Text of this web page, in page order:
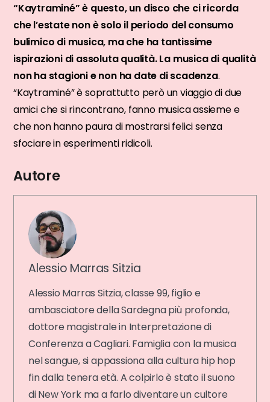
“Kaytraminé” è questo, un disco che ci ricorda
che l’estate non è solo il periodo del consumo
bulimico di musica, ma che ha tantissime
ispirazioni di assoluta qualità.La musica di qualità
non ha stagioni e non ha date di scadenza.
“Kaytraminé” è soprattutto però un viaggio di due
amici che si rincontrano, fanno musica assieme e
che non hanno paura di mostrarsi felici senza
sfociare in esperimenti ridicoli.
Autore
Alessio Marras Sitzia
Alessio Marras Sitzia, classe 99, figlio e
ambasciatore della Sardegna più profonda,
dottore magistrale in Interpretazione di
Conferenza a Cagliari. Famiglia con la musica
nel sangue, si appassiona alla cultura hip hop
fin dalla tenera età. A colpirlo è stato il suono
di New York ma a farlo diventare un cultore